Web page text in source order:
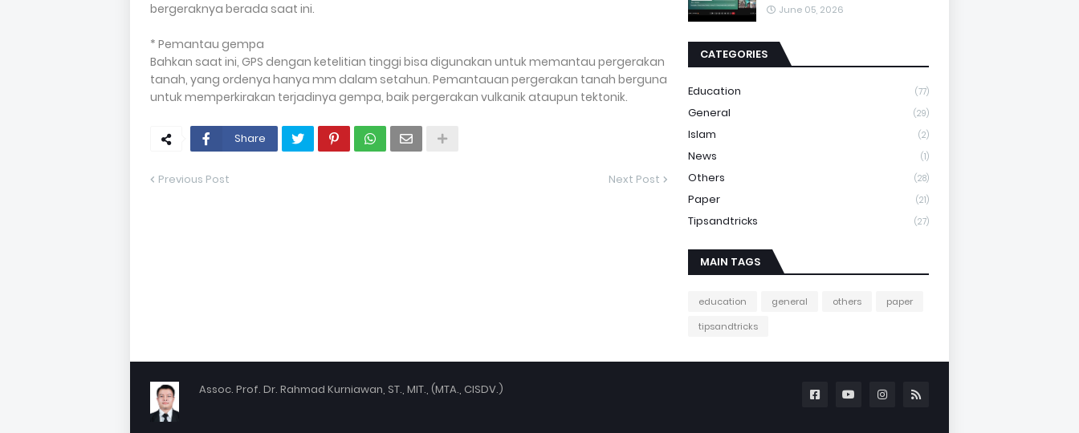
bergeraknya berada saat ini.
* Pemantau gempa
Bahkan saat ini, GPS dengan ketelitian tinggi bisa digunakan untuk memantau pergerakan
tanah, yang ordenya hanya mm dalam setahun. Pemantauan pergerakan tanah berguna
untuk memperkirakan terjadinya gempa, baik pergerakan vulkanik ataupun tektonik.
Share
Previous Post Next Post
June 05, 2026
CATEGORIES
Education (77)
General (29)
Islam (2)
News (1)
Others (28)
Paper (21)
Tipsandtricks (27)
MAIN TAGS
education general others
paper
tipsandtricks
Assoc. Prof. Dr. Rahmad Kurniawan, ST., MIT., (MTA., CISDV.)